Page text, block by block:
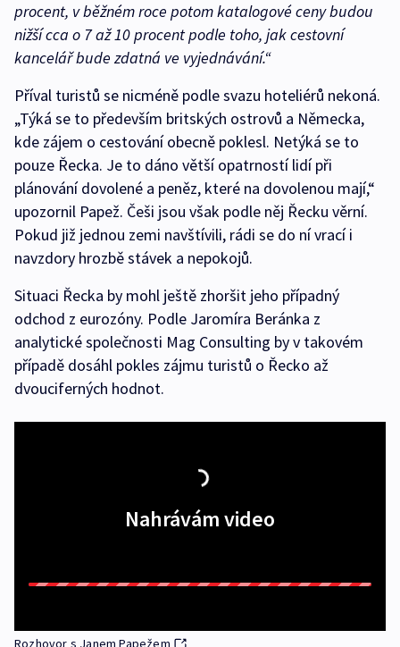
procent, v běžném roce potom katalogové ceny budou
nižší cca o 7 až 10 procent podle toho, jak cestovní
kancelář bude zdatná ve vyjednávání.“
Příval turistů se nicméně podle svazu hoteliérů nekoná.
„Týká se to především britských ostrovů a Německa,
kde zájem o cestování obecně poklesl. Netýká se to
pouze Řecka. Je to dáno větší opatrností lidí při
plánování dovolené a peněz, které na dovolenou mají,“
upozornil Papež. Češi jsou však podle něj Řecku věrní.
Pokud již jednou zemi navštívili, rádi se do ní vrací i
navzdory hrozbě stávek a nepokojů.
Situaci Řecka by mohl ještě zhoršit jeho případný
odchod z eurozóny. Podle Jaromíra Beránka z
analytické společnosti Mag Consulting by v takovém
případě dosáhl pokles zájmu turistů o Řecko až
dvouciferných hodnot.
Nahrávám video
Rozhovor s Janem Papežem